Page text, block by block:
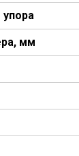
упора
мм